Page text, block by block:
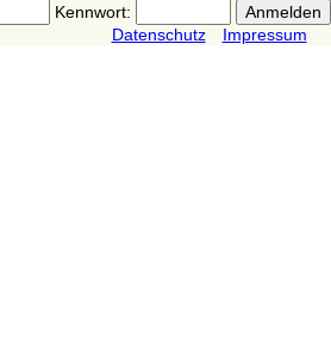
Kennwort:
Datenschutz
Impressum